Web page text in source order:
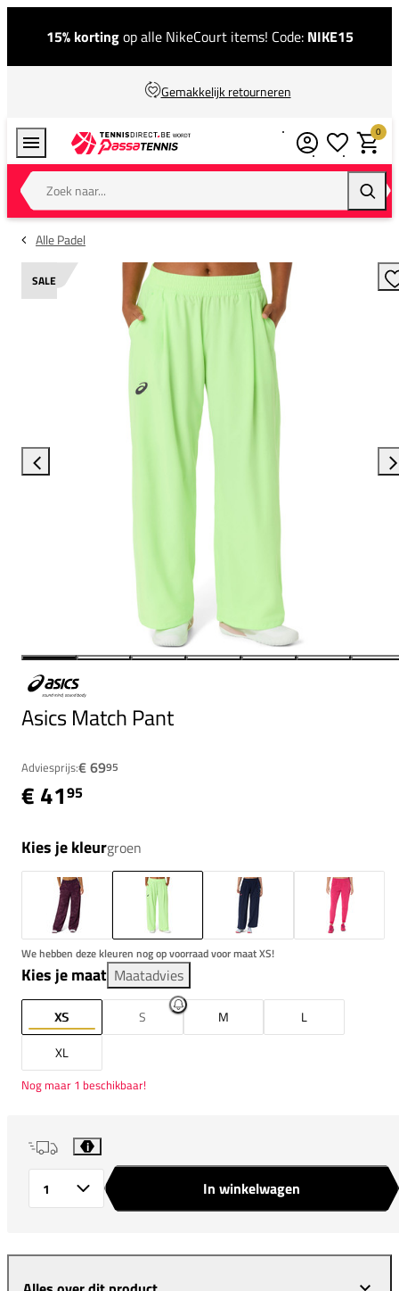
15% kortingop alle NikeCourt items! Code: NIKE15
Gemakkelijk retourneren
Zoek naar...
0
Alle Padel
SALE
Asics Match Pant
Adviesprijs:€ 6995
€ 4195
Kies je kleurgroen
We hebben deze kleuren nog op voorraad voor maat XS!
Kies je maat Maatadvies
XS S M
L
XL
Nog maar 1 beschikbaar!
i
In winkelwagen